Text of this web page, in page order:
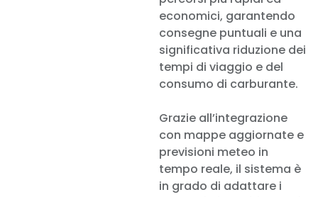
economici, garantendo
consegne puntuali e una
significativa riduzione dei
tempi di viaggio e del
consumo di carburante.
Grazie all’integrazione
con mappe aggiornate e
previsioni meteo in
tempo reale, il sistema è
in grado di adattare i